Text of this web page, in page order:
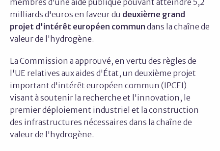
membres d'une aide publique pouvant atteindre 5,2
milliards d'euros en faveur du deuxième grand
projet d'intérêt européen commun dans la chaîne de
valeur de l'hydrogène.
La Commission a approuvé, en vertu des règles de
l'UE relatives aux aides d'État, un deuxième projet
important d'intérêt européen commun (IPCEI)
visant à soutenir la recherche et l'innovation, le
premier déploiement industriel et la construction
des infrastructures nécessaires dans la chaîne de
valeur de l'hydrogène.